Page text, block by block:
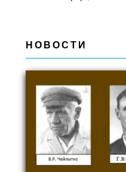
НОВОСТИ